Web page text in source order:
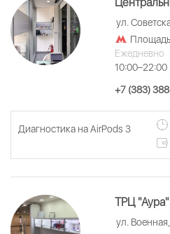
ул.
Ежедневно
10:00–22:00
+7 (383)
Диагностика на AirPods 3
ТРЦ "Аура"
ул.